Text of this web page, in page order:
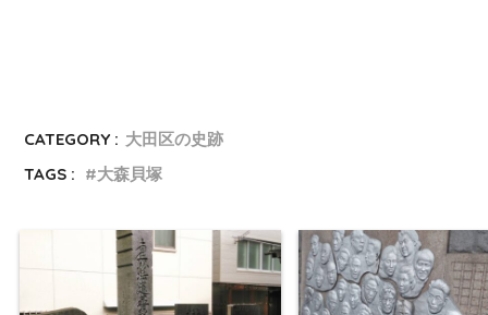
CATEGORY : 大田区の史跡
TAGS :
大森貝塚